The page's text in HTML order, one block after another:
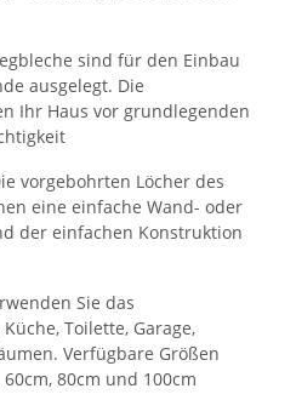
sind für den Einbau
ausgelegt. Die
Ihr Haus vor grundlegenden
vorgebohrten Löcher des
eine einfache Wand- oder
der einfachen Konstruktion
Sie das
Toilette, Garage,
Verfügbare Größen
80cm und 100cm